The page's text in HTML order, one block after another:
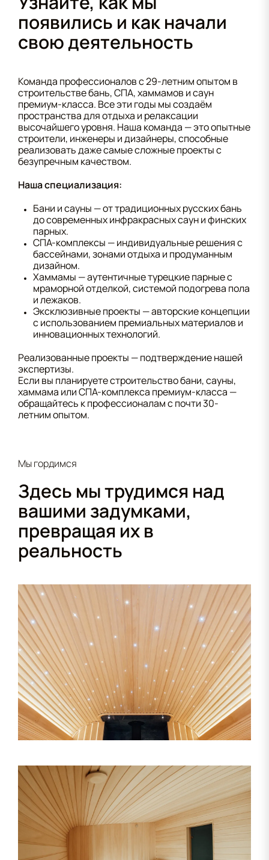
появились и как начали
свою деятельность
Команда профессионалов с 29-летним опытом в
строительстве бань, СПА, хаммамов и саун
премиум-класса. Все эти годы мы создаём
пространства для отдыха и релаксации
высочайшего уровня. Наша команда — это опытные
строители, инженеры и дизайнеры, способные
реализовать даже самые сложные проекты с
безупречным качеством.
Наша специализация:
Бани и сауны — от традиционных русских бань
до современных инфракрасных саун и финских
парных.
СПА-комплексы — индивидуальные решения с
бассейнами, зонами отдыха и продуманным
дизайном.
Хаммамы — аутентичные турецкие парные с
мраморной отделкой, системой подогрева пола
и лежаков.
Эксклюзивные проекты — авторские концепции
с использованием премиальных материалов и
инновационных технологий.
Реализованные проекты — подтверждение нашей
экспертизы.
Если вы планируете строительство бани, сауны,
хаммама или СПА-комплекса премиум-класса —
обращайтесь к профессионалам с почти 30-
летним опытом.
Мы гордимся
Здесь мы трудимся над
вашими задумками,
превращая их в
реальность